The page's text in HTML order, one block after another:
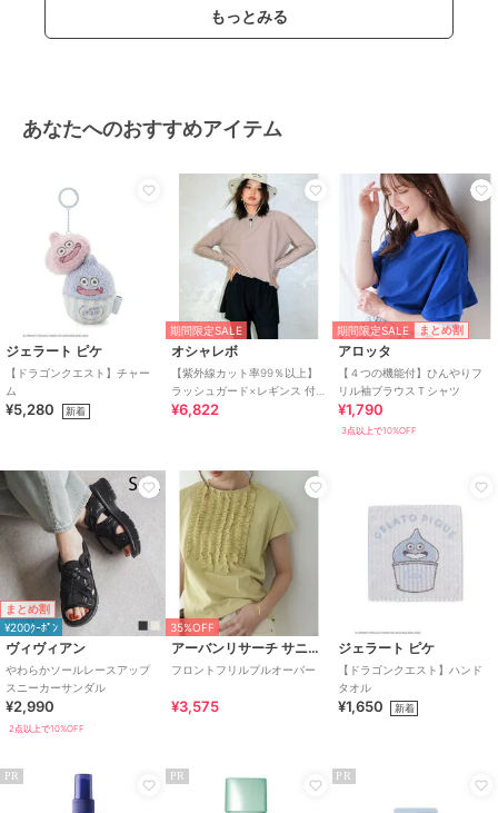
もっとみる
あなたへのおすすめアイテム
ジェラート ピケ
【ドラゴンクエスト】チャー
ム
¥5,280 新着
期間限定SALE
オシャレボ
【紫外線カット率99％以上】
ラッシュガード×レギンス 付
き タンキニ
¥6,822
期間限定SALE まとめ割
アロッタ
【４つの機能付】ひんやりフ
リル袖ブラウスＴシャツ
¥1,790
3点以上で10%OFF
まとめ割
¥200ｸｰﾎﾟﾝ
ヴィヴィアン
やわらかソールレースアップ
スニーカーサンダル
¥2,990
2点以上で10%OFF
35%OFF
アーバンリサーチ サニーレーベル
フロントフリルプルオーバー
¥3,575
ジェラート ピケ
【ドラゴンクエスト】ハンド
タオル
¥1,650 新着
PR PR PR